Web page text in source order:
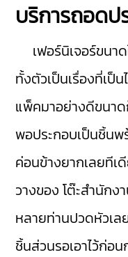
บริการถอดป
เฟอร์นิเจอร์ขนา
ทั้งตัวเป็นเรื่องที่เป็
แพ็คมาอย่างดีขนา
พอประกอบเป็นชิ้นพ
ค่อนข้างยากเลยทีเ
วางของ โต๊ะสำนัก
หลายท่านปวดหัวเ
ชิ้นส่วนรอเอาไว้ก่อ